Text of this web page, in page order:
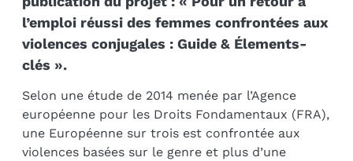
l’emploi réussi des femmes confrontées aux
violences conjugales : Guide & Élements-
clés ».
Selon une étude de 2014 menée par l’Agence
européenne pour les Droits Fondamentaux (FRA),
une Européenne sur trois est confrontée aux
violences basées sur le genre et plus d’une